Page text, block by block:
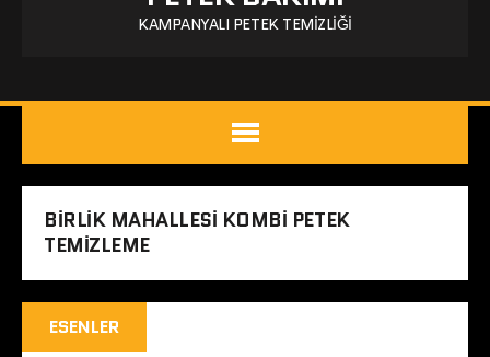
KAMPANYALI PETEK TEMIZLIĞI
BIRLIK MAHALLESI KOMBI PETEK
TEMIZLEME
ESENLER